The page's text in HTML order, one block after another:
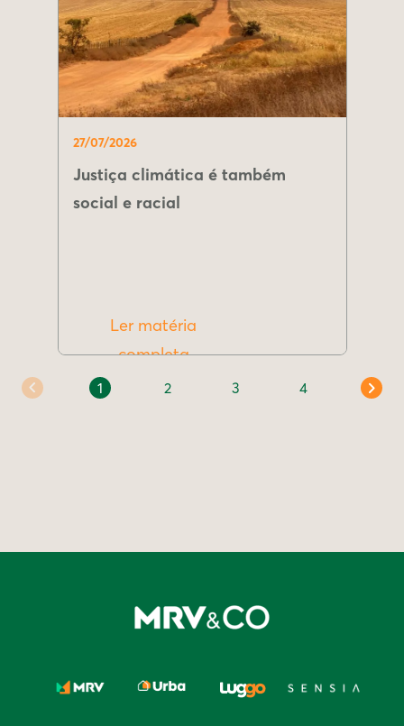
27/07/2026
Justiça climática é também
social e racial
Ler matéria
completa
1 2 3 4